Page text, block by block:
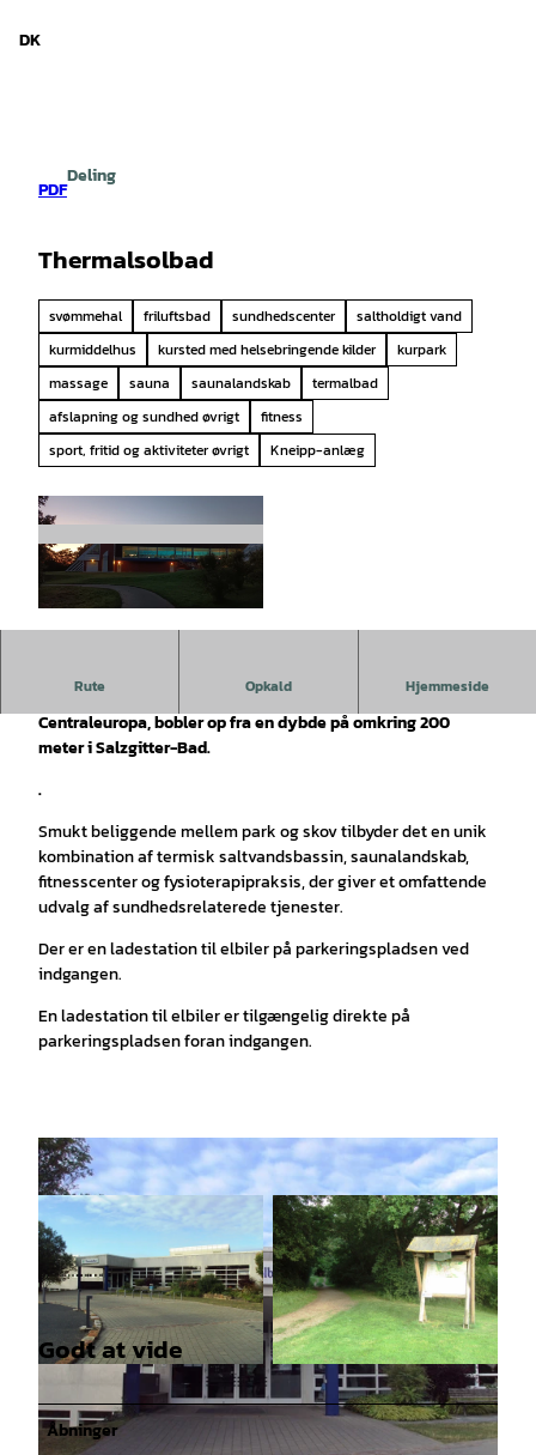
DK
PDF
Deling
Thermalsolbad
svømmehal friluftsbad sundhedscenter
saltholdigt vand
kurmiddelhus
kursted med helsebringende kilder
kurpark
massage
sauna saunalandskab
termalbad
afslapning og sundhed øvrigt
fitness
sport, fritid og aktiviteter øvrigt
Kneipp-anlæg
s- und Innovationsförderung Salzgitter GmbH |
Rute Opkald Hjemmeside
En 25 % termisk saltvandskilde, som er en af de stærkeste i
Centraleuropa, bobler op fra en dybde på omkring 200
meter i Salzgitter-Bad.
.
Smukt beliggende mellem park og skov tilbyder det en unik
kombination af termisk saltvandsbassin, saunalandskab,
fitnesscenter og fysioterapipraksis, der giver et omfattende
udvalg af sundhedsrelaterede tjenester.
Der er en ladestation til elbiler på parkeringspladsen ved
indgangen.
En ladestation til elbiler er tilgængelig direkte på
parkeringspladsen foran indgangen.
© Tourist-Information Salzgitter c/o Wirtschafts
- und Innovationsförderung Salzgitter GmbH |
© Tourist-Information Salzgitter c/o Wirtschafts
- und Innovationsförderung Salzgitter GmbH |
CC-BY
Godt at vide
Åbninger